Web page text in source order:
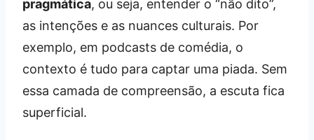
pragmática, ou seja, entender o “não dito”,
as intenções e as nuances culturais. Por
exemplo, em podcasts de comédia, o
contexto é tudo para captar uma piada. Sem
essa camada de compreensão, a escuta fica
superficial.